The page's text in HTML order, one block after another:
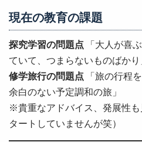
現在の教育の課題
探究学習の問題点 「大人が喜
ていて、つまらないものばかり
修学旅行の問題点 「旅の行程
余白のない予定調和の旅」
※貴重なアドバイス、発展性
タートしていませんが笑）